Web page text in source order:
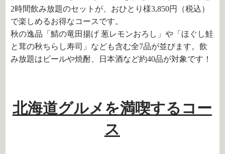
2時間飲み放題のセットが、おひとり様3,850円（税込）
で楽しめるお得なコースです。
秋の逸品「鯖の竜田揚げ 葱レモンおろし」や「ほぐし鮭
と茸の秋ちらし寿司」なども含む全7品が並びます。飲
み放題はビールや焼酎、日本酒など約40品が対象です！
北海道グルメを満喫するコー
ス